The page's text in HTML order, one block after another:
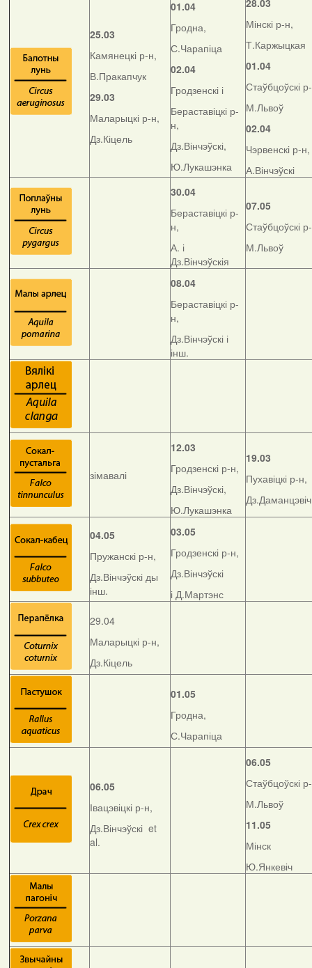
25.03
Камянецкі р-н,
В.Пракапчук
29.03
Маларыцкі р-н,
Дз.Кіцель
01.04
Гродна,
С.Чарапіца
02.04
Гродзенскі і
Бераставіцкі р-
н,
Дз.Вінчэўскі,
Ю.Лукашэнка
28.03
Мінскі р-н,
Т.Каржыцкая
01.04
Стаўбцоўскі
М.Львоў
02.04
Чэрвенскі р-н,
А.Вінчэўскі
30.04
Бераставіцкі р-
н,
А. і
Дз.Вінчэўскія
07.05
Стаўбцоўскі
М.Львоў
08.04
Бераставіцкі р-
н,
Дз.Вінчэўскі і
інш.
зімавалі
12.03
Гродзенскі р-н,
Дз.Вінчэўскі,
Ю.Лукашэнка
19.03
Пухавіцкі р-н,
Дз.Даманцэвіч
04.05
Пружанскі р-н,
Дз.Вінчэўскі ды
інш.
03.05
Гродзенскі р-н,
Дз.Вінчэўскі
і Д.Мартэнс
29.04
Маларыцкі р-н,
Дз.Кіцель
01.05
Гродна,
С.Чарапіца
06.05
Івацэвіцкі р-н,
Дз.Вінчэўскі et
al.
06.05
Стаўбцоўскі
М.Львоў
11.05
Мінск
Ю.Янкевіч